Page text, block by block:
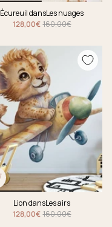
Écureuil dansLes nuages
128,00€ 160,00€
Lion dansLes airs
128,00€ 160,00€